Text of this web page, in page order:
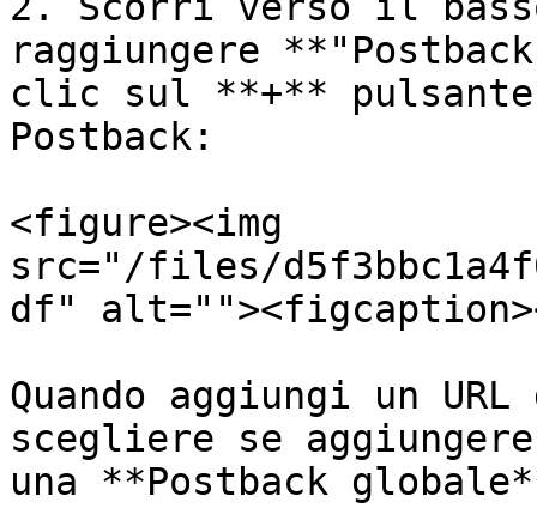
raggiungere
clic sul **+** pulsante
Postback:
<figure><img
src="/files/
df"
Quando aggiungi un
scegliere se
una **Postback